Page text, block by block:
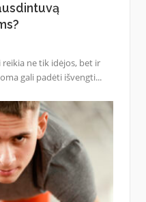
ne tik idėjos, bet ir
gali padėti išvengti...